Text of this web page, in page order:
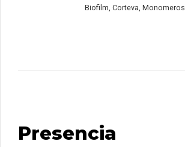
Biofilm, Corteva, Monomeros
Presencia